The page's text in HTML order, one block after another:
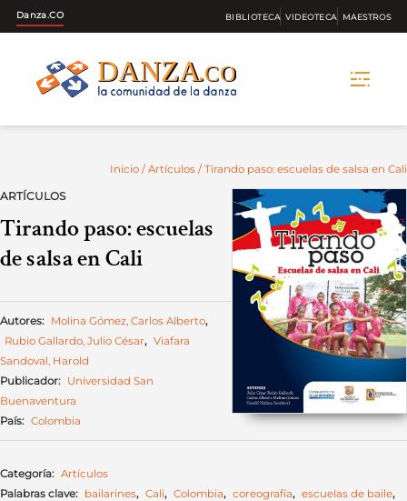
Danza.CO BIBLIOTECA VIDEOTECA MAESTROS
Inicio / Artículos / Tirando paso: escuelas de salsa en Cali
ARTÍCULOS
Tirando paso: escuelas
de salsa en Cali
Autores: Molina Gómez, Carlos Alberto,
Rubio Gallardo, Julio César, Viafara
Sandoval, Harold
Publicador: Universidad San
Buenaventura
País: Colombia
Categoría: Artículos
Palabras clave: bailarines, Cali, Colombia, coreografía, escuelas de baile,